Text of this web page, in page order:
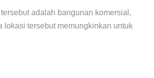
adalah bangunan komersial,
lokasi tersebut memungkinkan untuk